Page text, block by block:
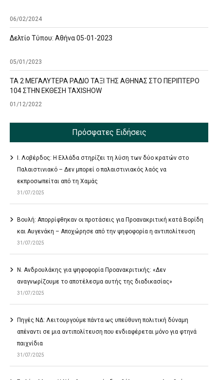
06/02/2024
Δελτίο Τύπου: Αθήνα 05-01-2023
05/01/2023
ΤΑ 2 ΜΕΓΑΛΥΤΕΡΑ ΡΑΔΙΟ ΤΑΞΙ ΤΗΣ ΑΘΗΝΑΣ ΣΤΟ ΠΕΡΙΠΤΕΡΟ
104 ΣΤΗΝ ΕΚΘΕΣΗ TAXISHOW
01/12/2022
Πρόσφατες Ειδήσεις
Ι. Λοβέρδος: Η Ελλάδα στηρίζει τη λύση των δύο κρατών στο
Παλαιστινιακό – Δεν μπορεί ο παλαιστινιακός λαός να
εκπροσωπείται από τη Χαμάς
31/07/2025
Βουλή: Απορρίφθηκαν οι προτάσεις για Προανακριτική κατά Βορίδη
και Αυγενάκη – Αποχώρησε από την ψηφοφορία η αντιπολίτευση
31/07/2025
Ν. Ανδρουλάκης για ψηφοφορία Προανακριτικής: «Δεν
αναγνωρίζουμε το αποτέλεσμα αυτής της διαδικασίας»
31/07/2025
Πηγές ΝΔ: Λειτουργούμε πάντα ως υπεύθυνη πολιτική δύναμη
απέναντι σε μια αντιπολίτευση που ενδιαφέρεται μόνο για φτηνά
παιχνίδια
31/07/2025